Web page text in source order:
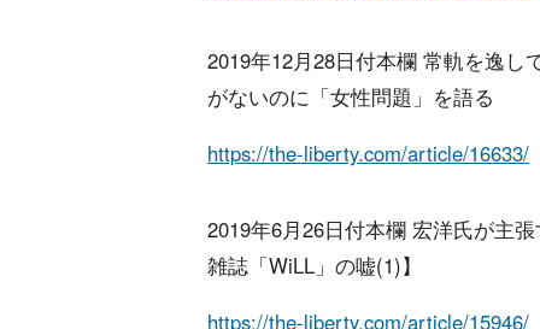
2019年12月28日付本欄 常軌を逸
がないのに「女性問題」を語る
https://the-liberty.com/article/16633/
2019年6月26日付本欄 宏洋氏が主
雑誌「WiLL」の嘘(1)】
https://the-liberty.com/article/15946/